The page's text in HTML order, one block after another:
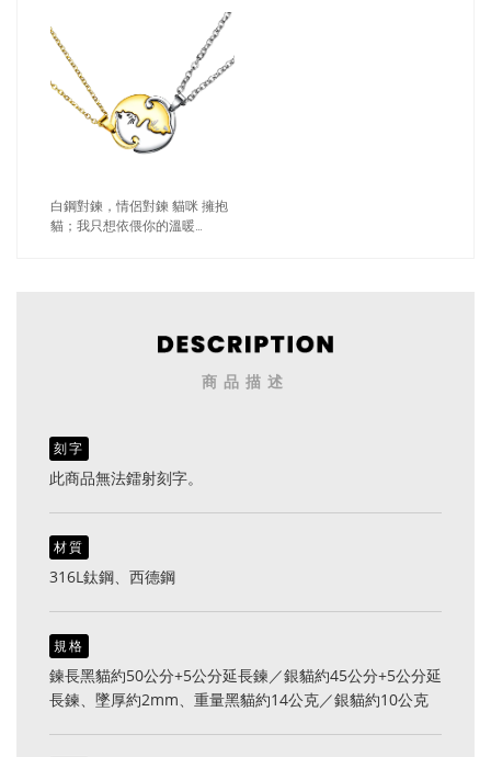
白鋼對鍊，情侶對鍊 貓咪 擁抱
貓；我只想依偎你的溫暖
商品描述
刻字
此商品無法鐳射刻字。
材質
316L鈦鋼、西德鋼
規格
鍊長黑貓約50公分+5公分延長鍊／銀貓約45公分+5公分延
長鍊、墜厚約2mm、重量黑貓約14公克／銀貓約10公克